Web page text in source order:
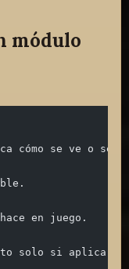
módulo
cómo se ve o se
en juego.
solo si aplica.